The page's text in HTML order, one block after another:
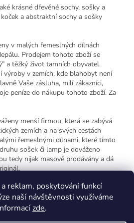
reklam, poskytování funkcí
naší návštěvnosti využíváme
zde.
krásné dřevěné sochy, sošky a
a abstraktní sochy a sošky
v malých řemeslných dílnách
Prodejem tohoto zboží se
a těžký život tamních obyvatel.
výroby v zemích, kde blahobyt není
Vaše zásluha, milí zákazníci,
peníze do nákupu tohoto zboží. Za
menší firmou, která se zabývá
zemích a na svých cestách
řemeslnými dílnami, které tímto
sošek či lamp je dováženo
tedy nijak masově prodávány a dá